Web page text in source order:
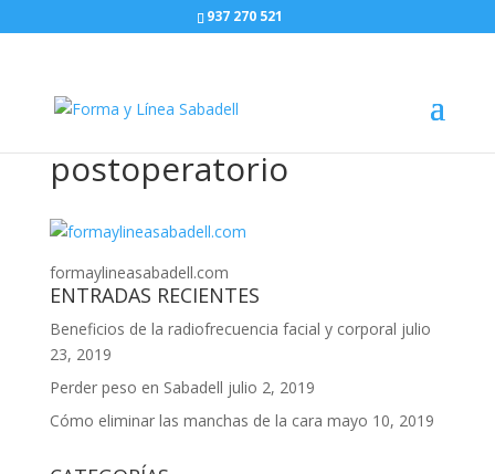
937 270 521
postoperatorio
formaylineasabadell.com
ENTRADAS RECIENTES
Beneficios de la radiofrecuencia facial y corporal julio
23, 2019
Perder peso en Sabadell julio 2, 2019
Cómo eliminar las manchas de la cara mayo 10, 2019